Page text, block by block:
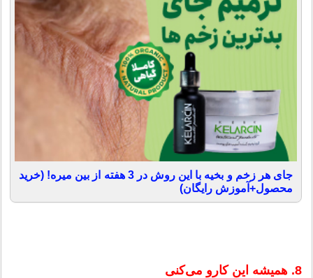
جای هر زخم و بخیه با این روش در 3 هفته از بین میره! (خرید
محصول+آموزش رایگان)
8. همیشه این کارو می‌کنی